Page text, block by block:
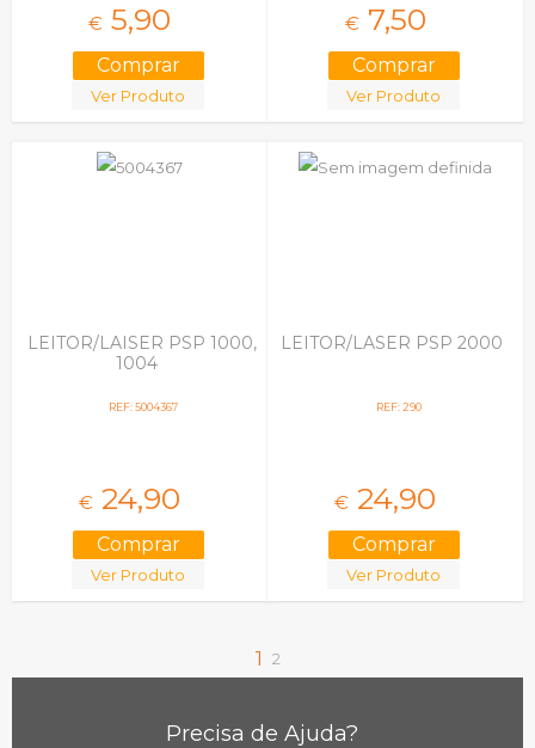
€ 5,90
Ver Produto
€ 7,50
Ver Produto
LEITOR/LAISER PSP 1000,
1004
REF: 5004367
€ 24,90
Ver Produto
LEITOR/LASER PSP 2000
REF: 290
€ 24,90
Ver Produto
1 2
Precisa de Ajuda?